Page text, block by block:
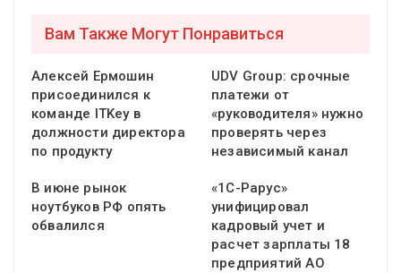
Вам Также Могут Понравиться
Алексей Ермошин
присоединился к
команде ITKey в
должности директора
по продукту
UDV Group: срочные
платежи от
«руководителя» нужно
проверять через
независимый канал
В июне рынок
ноутбуков РФ опять
обвалился
«1С-Рарус»
унифицировал
кадровый учет и
расчет зарплаты 18
предприятий АО